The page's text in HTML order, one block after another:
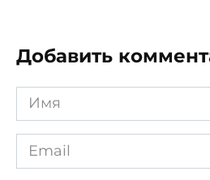
Добавить
Имя
*
Email
*